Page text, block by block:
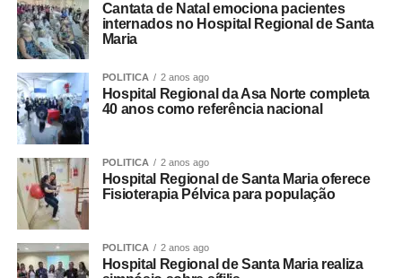
Cantata de Natal emociona pacientes
internados no Hospital Regional de Santa
Maria
POLITICA 2 anos ago
Hospital Regional da Asa Norte completa
40 anos como referência nacional
POLITICA 2 anos ago
Hospital Regional de Santa Maria oferece
Fisioterapia Pélvica para população
POLITICA 2 anos ago
Hospital Regional de Santa Maria realiza